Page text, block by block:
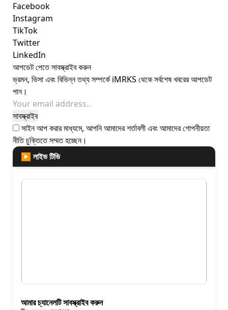
Facebook
Instagram
TikTok
Twitter
LinkedIn
আপডেট পেতে সাবস্ক্রাইব করুন
ভ্রমন, ভিসা এবং বিভিন্ন তথ্য সম্পর্কে iMRKS থেকে সর্বশেষ খবরের আপডেট
পান।
সাইন আপ করার মাধ্যমে, আপনি আমাদের শর্তাবলী এবং আমাদেরগোপনীয়তা
নীতিচুক্তিতে সম্মত হচ্ছেন।
▶ লাইভ টিভি
আমার চ্যানেলটি সাবস্ক্রাইব করুন